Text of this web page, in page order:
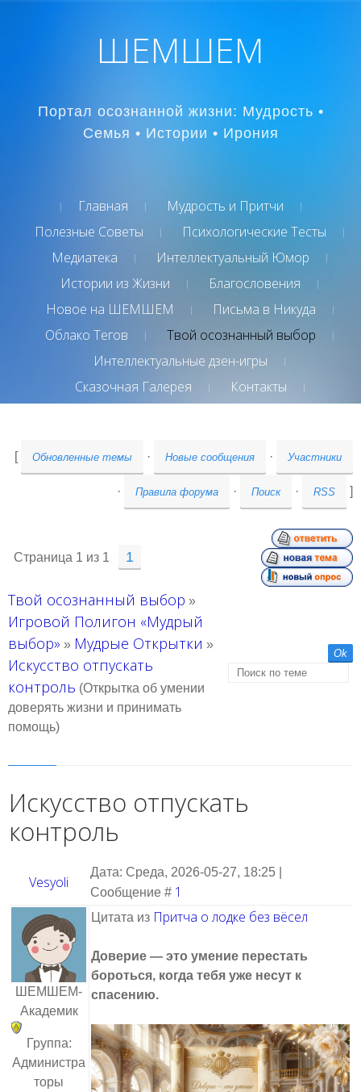
ШЕМШЕМ
Портал осознанной жизни: Мудрость •
Семья • Истории • Ирония
Главная
Мудрость и Притчи
Полезные Советы
Психологические Тесты
Медиатека
Интеллектуальный Юмор
Истории из Жизни
Благословения
Новое на ШЕМШЕМ
Письма в Никуда
Облако Тегов
Твой осознанный выбор
Интеллектуальные дзен-игры
Сказочная Галерея
Контакты
[ Обновленные темы · Новые сообщения · Участники
· Правила форума · Поиск · RSS ]
Страница 1 из 1 1
Твой осознанный выбор »
Игровой Полигон «Мудрый
выбор» » Мудрые Открытки »
Искусство отпускать
контроль (Открытка об умении
доверять жизни и принимать
помощь)
Искусство отпускать
контроль
Vesyoli
Дата: Среда, 2026-05-27, 18:25 |
Сообщение # 1
ШЕМШЕМ-
Академик
Группа:
Администра
торы
Цитата из Притча о лодке без вёсел
Доверие — это умение перестать
бороться, когда тебя уже несут к
спасению.